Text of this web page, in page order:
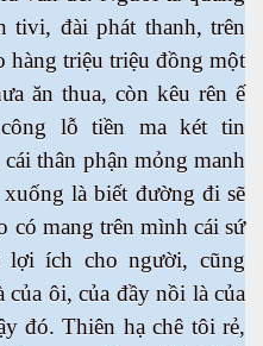
tivi, đài phát thanh, trên
hàng triệu triệu đồng một
ăn thua, còn kêu rên ế
lỗ tiền ma két tin
thân phận mỏng manh
là biết đường đi sẽ
có mang trên mình cái sứ
lợi ích cho người, cũng
của ôi, của đầy nồi là của
đó. Thiên hạ chê tôi rẻ,